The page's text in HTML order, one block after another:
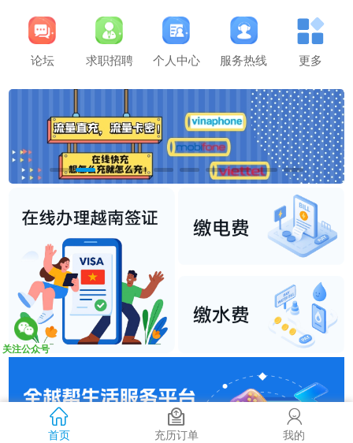
论坛 求职招聘 个人中心 服务热线 更多
关注公众号
首页 充历订单 我的